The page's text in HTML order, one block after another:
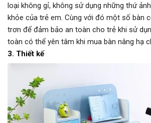
loại không gỉ, không sử dụng những thứ
khỏe của trẻ em. Cùng với đó một số bàn
trơn để đảm bảo an toàn cho trẻ khi sử
toàn có thể yên tâm khi mua bàn nâng hạ
3. Thiết kế